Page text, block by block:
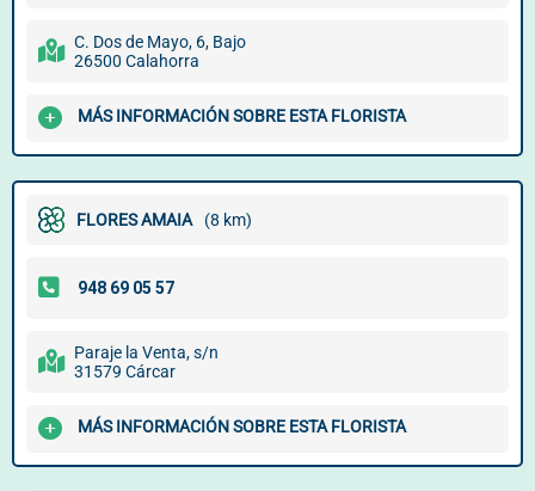
C. Dos de Mayo, 6, Bajo
26500 Calahorra
MÁS INFORMACIÓN SOBRE ESTA FLORISTA
FLORES AMAIA (8 km)
Paraje la Venta, s/n
31579 Cárcar
MÁS INFORMACIÓN SOBRE ESTA FLORISTA